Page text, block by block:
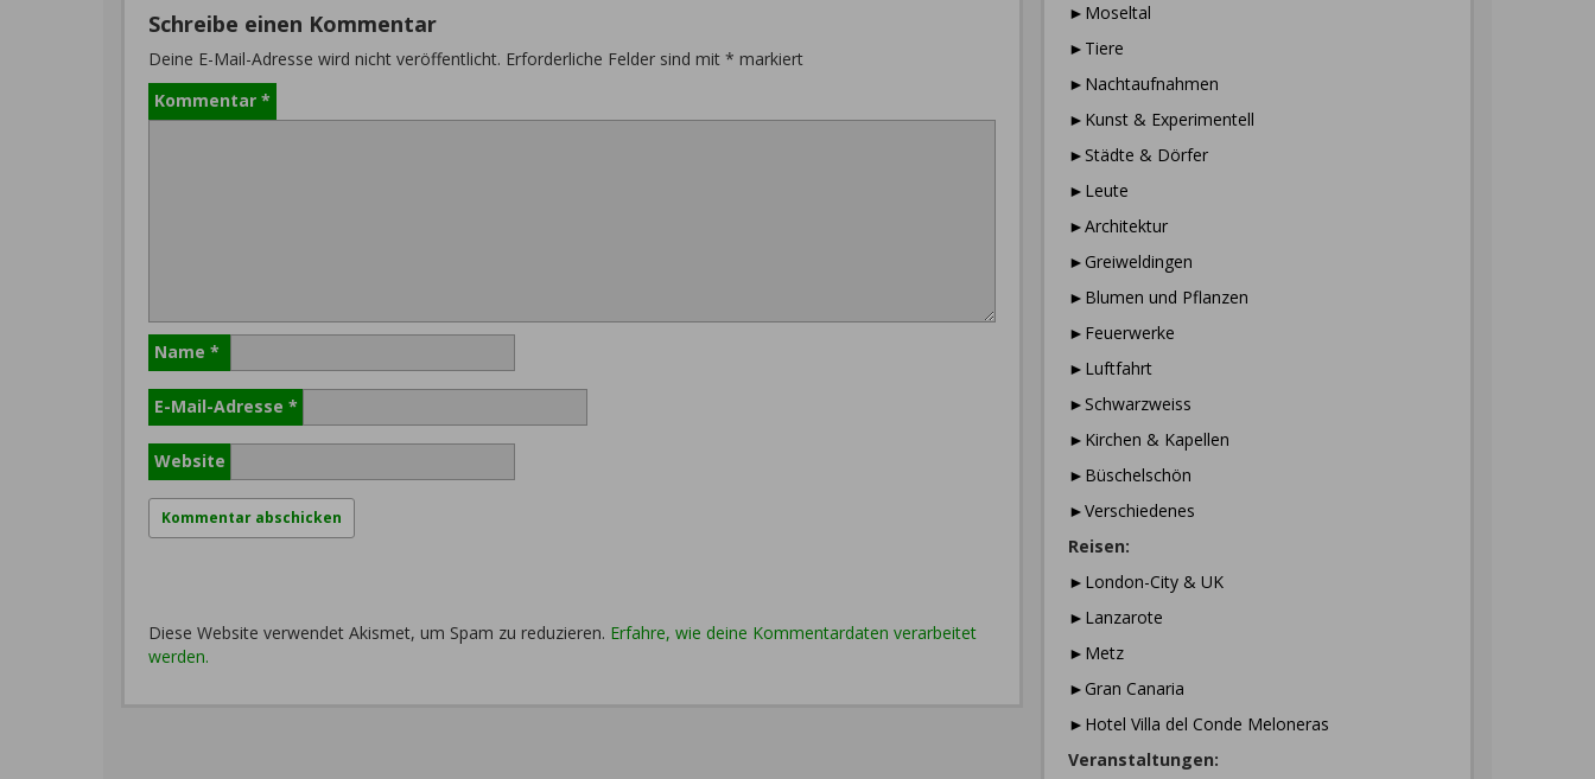
Schreibe einen Kommentar
Deine E-Mail-Adresse wird nicht veröffentlicht. Erforderliche Felder sind mit * markiert
Kommentar *
Name *
E-Mail-Adresse *
Website
Diese Website verwendet Akismet, um Spam zu reduzieren. Erfahre, wie deine Kommentardaten verarbeitet
werden.
►Moseltal
►Tiere
►Nachtaufnahmen
►Kunst & Experimentell
►Städte & Dörfer
►Leute
►Architektur
►Greiweldingen
►Blumen und Pflanzen
►Feuerwerke
►Luftfahrt
►Schwarzweiss
►Kirchen & Kapellen
►Büschelschön
►Verschiedenes
Reisen:
►London-City & UK
►Lanzarote
►Metz
►Gran Canaria
►Hotel Villa del Conde Meloneras
Veranstaltungen: